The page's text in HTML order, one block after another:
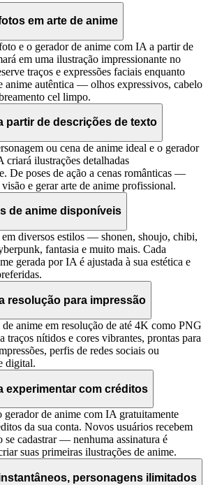
em arte de anime
e o gerador de anime com IA a partir de
em uma ilustração impressionante no
traços e expressões faciais enquanto
anime autêntica — olhos expressivos, cabelo
cel limpo.
partir de descrições de texto
ou cena de anime ideal e o gerador
criará ilustrações detalhadas
De poses de ação a cenas românticas —
e gerar arte de anime profissional.
de anime disponíveis
em diversos estilos — shonen, shoujo, chibi,
fantasia e muito mais. Cada
gerada por IA é ajustada à sua estética e
resolução para impressão
de anime em resolução de até 4K como PNG
traços nítidos e cores vibrantes, prontas para
perfis de redes sociais ou
digital.
experimentar com créditos
gerador de anime com IA gratuitamente
da sua conta. Novos usuários recebem
se cadastrar — nenhuma assinatura é
suas primeiras ilustrações de anime.
personagens ilimitados